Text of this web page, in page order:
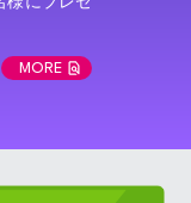
MORE